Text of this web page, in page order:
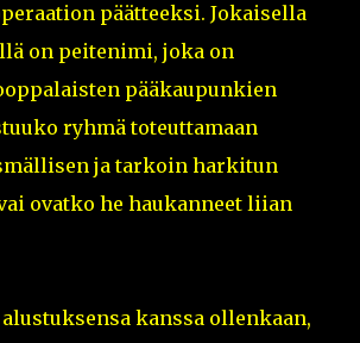
päätteeksi. Jokaisella
on peitenimi, joka on
pääkaupunkien
ryhmä toteuttamaan
ja tarkoin harkitun
ovatko he haukanneet liian
kanssa ollenkaan,